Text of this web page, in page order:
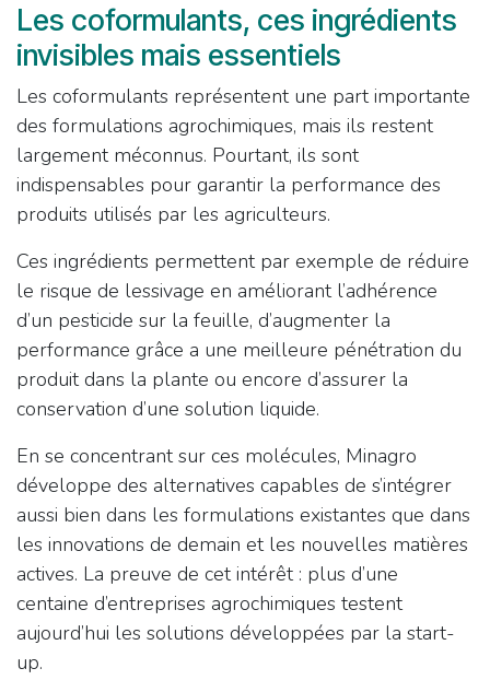
Les coformulants, ces ingrédients
invisibles mais essentiels
Les coformulants représentent une part importante
des formulations agrochimiques, mais ils restent
largement méconnus. Pourtant, ils sont
indispensables pour garantir la performance des
produits utilisés par les agriculteurs.
Ces ingrédients permettent par exemple de réduire
le risque de lessivage en améliorant l’adhérence
d’un pesticide sur la feuille, d’augmenter la
performance grâce a une meilleure pénétration du
produit dans la plante ou encore d’assurer la
conservation d’une solution liquide.
En se concentrant sur ces molécules, Minagro
développe des alternatives capables de s’intégrer
aussi bien dans les formulations existantes que dans
les innovations de demain et les nouvelles matières
actives. La preuve de cet intérêt : plus d’une
centaine d’entreprises agrochimiques testent
aujourd’hui les solutions développées par la start-
up.